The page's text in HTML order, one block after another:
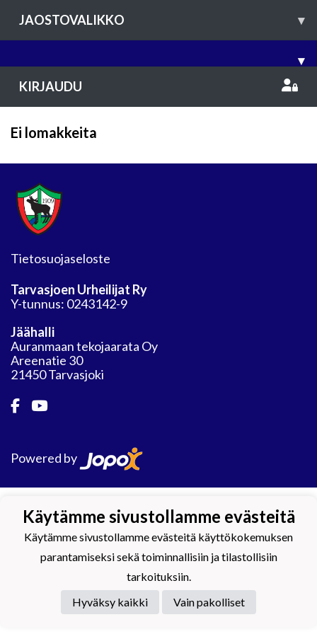
JAOSTOVALIKKO ▾
▾
KIRJAUDU
Ei lomakkeita
Tietosuojaseloste
Tarvasjoen Urheilijat Ry
Y-tunnus: 0243142-9
Jäähalli
Auranmaan tekojaarata Oy
Areenatie 30
21450 Tarvasjoki
Powered by
Käytämme sivustollamme evästeitä
Käytämme sivustollamme evästeitä käyttökokemuksen
parantamiseksi sekä toiminnallisiin ja tilastollisiin
tarkoituksiin.
Hyväksy kaikki
Vain pakolliset